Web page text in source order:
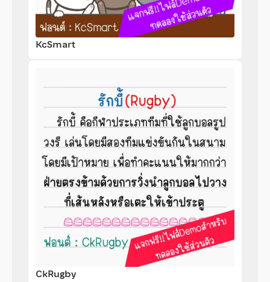
KcSmart
CkRugby